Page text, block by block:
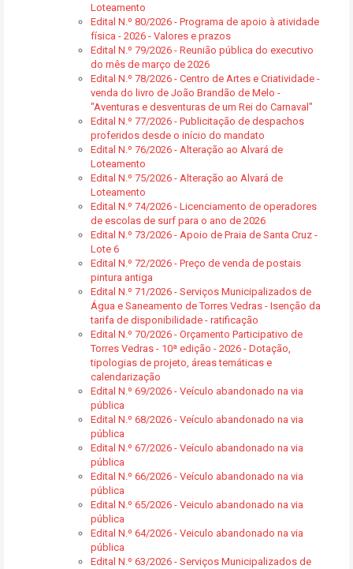
Loteamento
Edital N.º 80/2026 - Programa de apoio à atividade
física - 2026 - Valores e prazos
Edital N.º 79/2026 - Reunião pública do executivo
do mês de março de 2026
Edital N.º 78/2026 - Centro de Artes e Criatividade -
venda do livro de João Brandão de Melo -
"Aventuras e desventuras de um Rei do Carnaval"
Edital N.º 77/2026 - Publicitação de despachos
proferidos desde o início do mandato
Edital N.º 76/2026 - Alteração ao Alvará de
Loteamento
Edital N.º 75/2026 - Alteração ao Alvará de
Loteamento
Edital N.º 74/2026 - Licenciamento de operadores
de escolas de surf para o ano de 2026
Edital N.º 73/2026 - Apoio de Praia de Santa Cruz -
Lote 6
Edital N.º 72/2026 - Preço de venda de postais
pintura antiga
Edital N.º 71/2026 - Serviços Municipalizados de
Água e Saneamento de Torres Vedras - Isenção da
tarifa de disponibilidade - ratificação
Edital N.º 70/2026 - Orçamento Participativo de
Torres Vedras - 10ª edição - 2026 - Dotação,
tipologias de projeto, áreas temáticas e
calendarização
Edital N.º 69/2026 - Veículo abandonado na via
pública
Edital N.º 68/2026 - Veículo abandonado na via
pública
Edital N.º 67/2026 - Veículo abandonado na via
pública
Edital N.º 66/2026 - Veículo abandonado na via
pública
Edital N.º 65/2026 - Veiculo abandonado na via
pública
Edital N.º 64/2026 - Veiculo abandonado na via
pública
Edital N.º 63/2026 - Serviços Municipalizados de